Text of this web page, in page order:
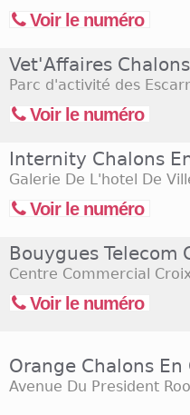
Voir le numéro
Vet'Affaires
Parc d'activité des
Voir le numéro
Internity Chalons
Galerie De L'hotel De
Voir le numéro
Bouygues Telecom
Centre Commercial
Voir le numéro
Orange Chalons
Avenue Du President